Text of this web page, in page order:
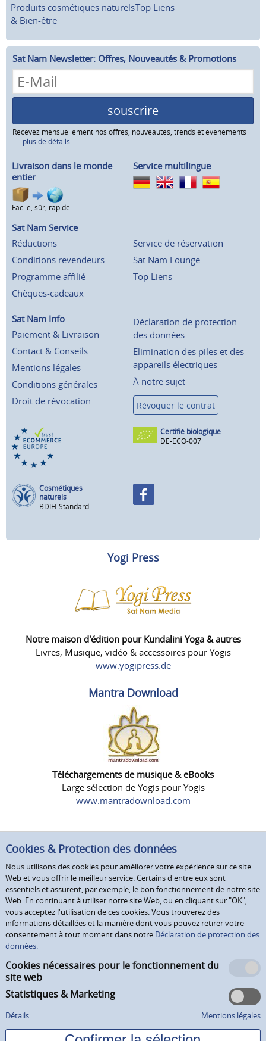
Produits cosmétiques naturels
& Bien-être
Top Liens
Sat Nam Newsletter: Offres, Nouveautés & Promotions
souscrire
Recevez mensuellement nos offres, nouveautés, trends et événements
...plus de détails
Livraison dans le monde
entier
Facile, sûr, rapide
Service multilingue
Sat Nam Service
Réductions
Conditions revendeurs
Programme affilié
Chèques-cadeaux
Service de réservation
Sat Nam Lounge
Top Liens
Sat Nam Info
Paiement & Livraison
Contact & Conseils
Mentions légales
Conditions générales
Droit de révocation
Déclaration de protection
des données
Elimination des piles et des
appareils électriques
À notre sujet
Révoquer le contrat
Certifié biologique
DE-ECO-007
Cosmétiques
naturels
BDIH-Standard
Yogi Press
Notre maison d'édition pour Kundalini Yoga & autres
Livres, Musique, vidéo & accessoires pour Yogis
www.yogipress.de
Mantra Download
Téléchargements de musique & eBooks
Large sélection de Yogis pour Yogis
www.mantradownload.com
Cookies & Protection des données
Nous utilisons des cookies pour améliorer votre expérience sur ce site
Web et vous offrir le meilleur service. Certains d'entre eux sont
essentiels et assurent, par exemple, le bon fonctionnement de notre site
Web. En continuant à utiliser notre site Web, ou en cliquant sur "OK",
vous acceptez l'utilisation de ces cookies. Vous trouverez des
informations détaillées et la manière dont vous pouvez retirer votre
consentement à tout moment dans notre Déclaration de protection des
données.
Cookies nécessaires pour le fonctionnement du
site web
Statistiques & Marketing
Détails Mentions légales